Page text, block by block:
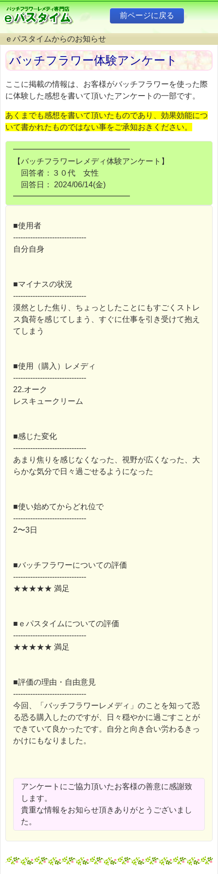
ｅパスタイムからのお知らせ
バッチフラワー体験アンケート
ここに掲載の情報は、お客様がバッチフラワーを使った際
に体験した感想を書いて頂いたアンケートの一部です。
あくまでも感想を書いて頂いたものであり、効果効能につ
いて書かれたものではない事をご承知おきください。
━━━━━━━━━━━━━━━
【バッチフラワーレメディ体験アンケート】
回答者：３０代 女性
回答日： 2024/06/14(金)
━━━━━━━━━━━━━━━
■使用者
------------------------------
自分自身
■マイナスの状況
------------------------------
漠然とした焦り、ちょっとしたことにもすごくストレ
ス負荷を感じてしまう、すぐに仕事を引き受けて抱え
てしまう
■使用（購入）レメディ
------------------------------
22.オーク
レスキュークリーム
■感じた変化
------------------------------
あまり焦りを感じなくなった、視野が広くなった、大
らかな気分で日々過ごせるようになった
■使い始めてからどれ位で
------------------------------
2〜3日
■バッチフラワーについての評価
------------------------------
★★★★★ 満足
■ｅパスタイムについての評価
------------------------------
★★★★★ 満足
■評価の理由・自由意見
------------------------------
今回、「バッチフラワーレメディ」のことを知って恐
る恐る購入したのですが、日々穏やかに過ごすことが
できていて良かったです。自分と向き合い労わるきっ
かけにもなりました。
アンケートにご協力頂いたお客様の善意に感謝致
します。
貴重な情報をお知らせ頂きありがとうございまし
た。